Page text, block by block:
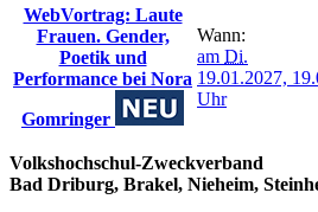
WebVortrag: Laute
Frauen. Gender,
Poetik und
Performance bei Nora
Gomringer
Wann:
am Di.
19.01.2027,
Uhr
Volkshochschul-Zweckverband
Bad Driburg, Brakel, Nieheim,